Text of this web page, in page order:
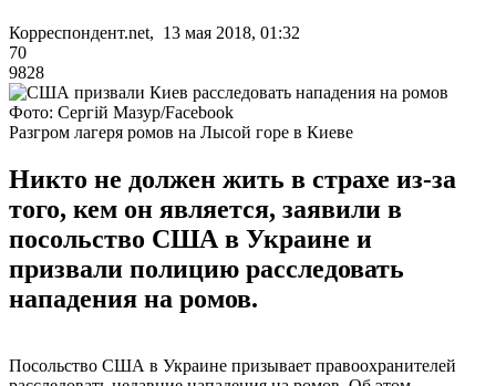
Корреспондент.net, 13 мая 2018, 01:32
70
9828
Фото: Сергій Мазур/Facebook
Разгром лагеря ромов на Лысой горе в Киеве
Никто не должен жить в страхе из-за
того, кем он является, заявили в
посольство США в Украине и
призвали полицию расследовать
нападения на ромов.
Посольство США в Украине призывает правоохранителей